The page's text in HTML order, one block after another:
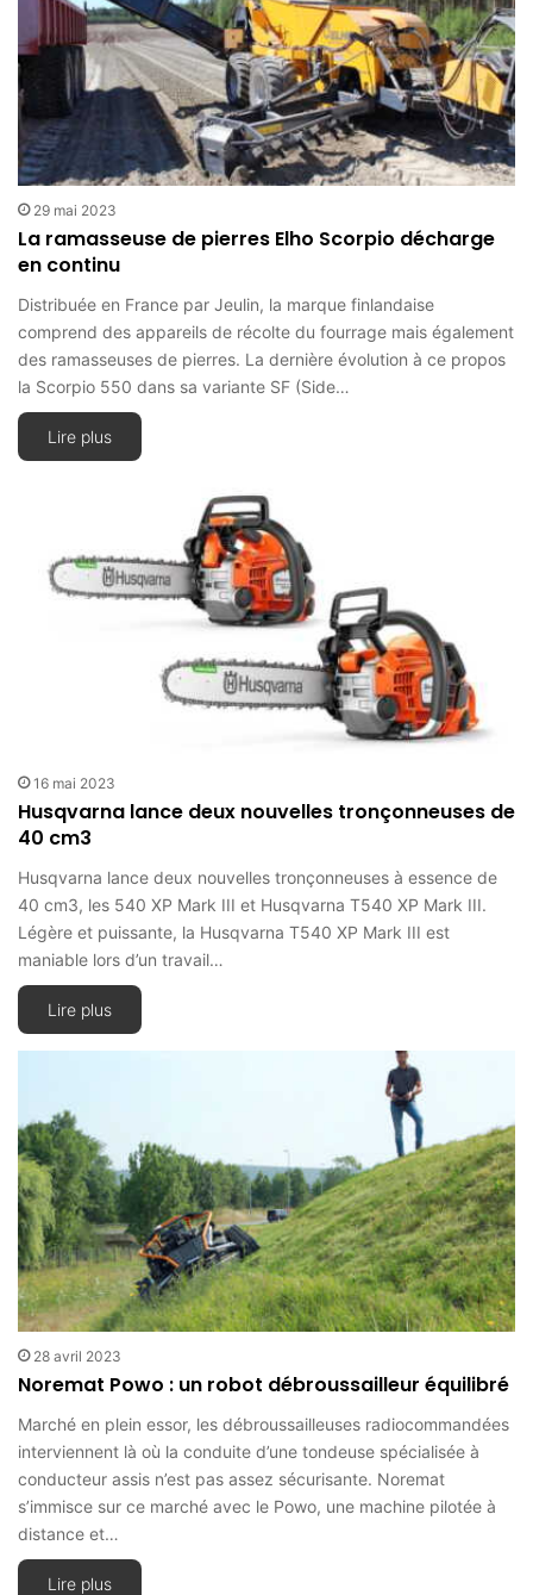
29 mai 2023
La ramasseuse de pierres Elho Scorpio décharge
en continu
Distribuée en France par Jeulin, la marque finlandaise
comprend des appareils de récolte du fourrage mais également
des ramasseuses de pierres. La dernière évolution à ce propos
la Scorpio 550 dans sa variante SF (Side…
Lire plus
16 mai 2023
Husqvarna lance deux nouvelles tronçonneuses de
40 cm3
Husqvarna lance deux nouvelles tronçonneuses à essence de
40 cm3, les 540 XP Mark III et Husqvarna T540 XP Mark III.
Légère et puissante, la Husqvarna T540 XP Mark III est
maniable lors d’un travail…
Lire plus
28 avril 2023
Noremat Powo : un robot débroussailleur équilibré
Marché en plein essor, les débroussailleuses radiocommandées
interviennent là où la conduite d’une tondeuse spécialisée à
conducteur assis n’est pas assez sécurisante. Noremat
s’immisce sur ce marché avec le Powo, une machine pilotée à
distance et…
Lire plus